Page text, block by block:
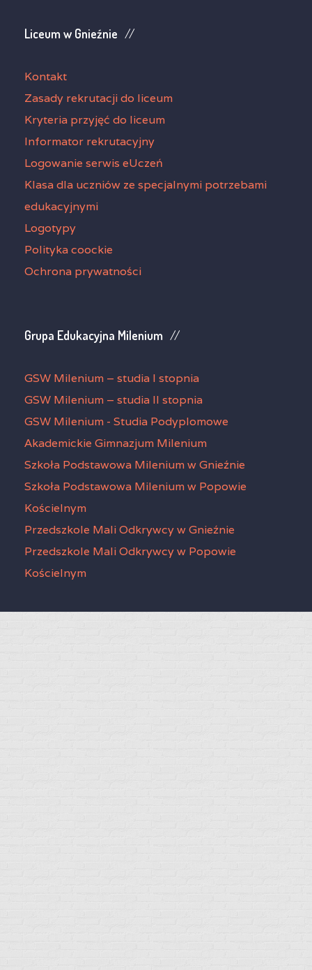
Liceum w Gnieźnie
Kontakt
Zasady rekrutacji do liceum
Kryteria przyjęć do liceum
Informator rekrutacyjny
Logowanie serwis eUczeń
Klasa dla uczniów ze specjalnymi potrzebami
edukacyjnymi
Logotypy
Polityka coockie
Ochrona prywatności
Grupa Edukacyjna Milenium
GSW Milenium – studia I stopnia
GSW Milenium – studia II stopnia
GSW Milenium - Studia Podyplomowe
Akademickie Gimnazjum Milenium
Szkoła Podstawowa Milenium w Gnieźnie
Szkoła Podstawowa Milenium w Popowie
Kościelnym
Przedszkole Mali Odkrywcy w Gnieźnie
Przedszkole Mali Odkrywcy w Popowie
Kościelnym